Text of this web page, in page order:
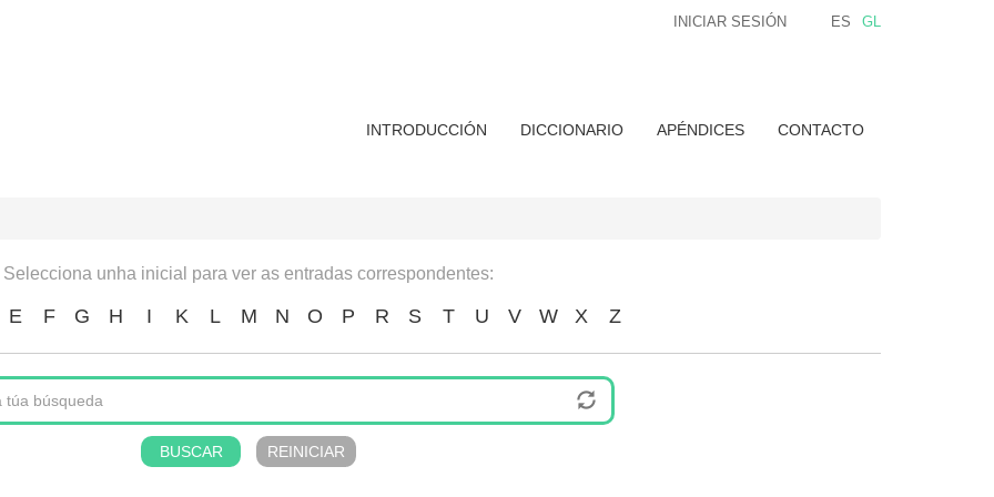
ES GL
INICIAR SESIÓN
INTRODUCCIÓN DICCIONARIO APÉNDICES CONTACTO
Selecciona unha inicial para ver as entradas correspondentes:
E F G H I K L M N O P R S T U V W X Z